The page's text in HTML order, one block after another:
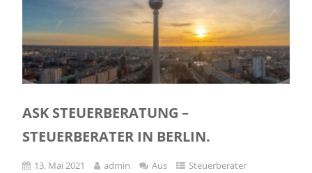
ASK STEUERBERATUNG –
STEUERBERATER IN BERLIN.
13. Mai 2021 admin Aus Steuerberater